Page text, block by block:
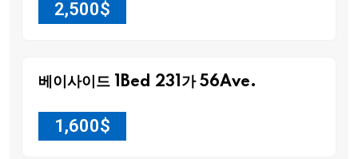
2,500$
베이사이드 1Bed 231가 56Ave.
1,600$